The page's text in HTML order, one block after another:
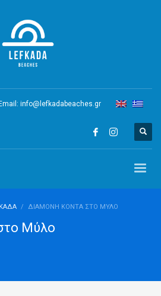
info@lefkadabeaches.gr
ΔΙΑΜΟΝΉ ΚΟΝΤΆ ΣΤΟ ΜΎΛΟ
Μύλο